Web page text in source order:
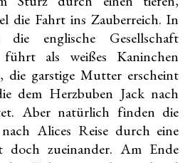
die Fahrt ins Zauberreich. In
englische Gesellschaft
führt als weißes Kaninchen
die garstige Mutter erscheint
dem Herzbuben Jack nach
Aber natürlich finden die
Alices Reise durch eine
doch zueinander. Am Ende